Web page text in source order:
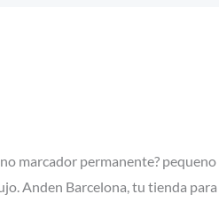
marcador permanente? pequeno
Anden Barcelona, tu tienda para